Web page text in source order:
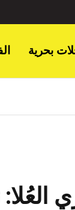
بحرية